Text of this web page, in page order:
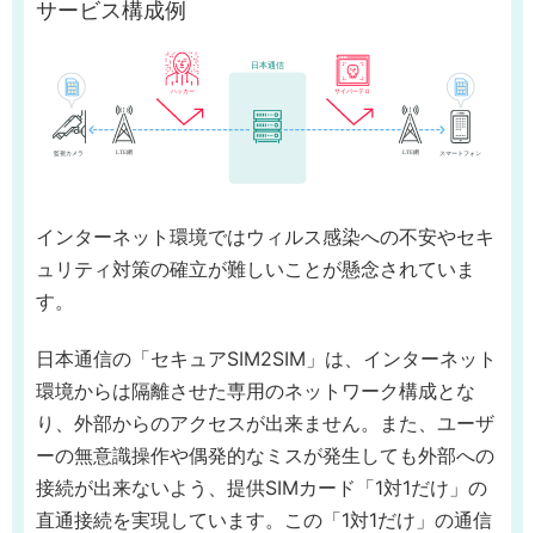
サービス構成例
インターネット環境ではウィルス感染への不安やセキ
ュリティ対策の確立が難しいことが懸念されていま
す。
日本通信の「セキュアSIM2SIM」は、インターネット
環境からは隔離させた専用のネットワーク構成とな
り、外部からのアクセスが出来ません。また、ユーザ
ーの無意識操作や偶発的なミスが発生しても外部への
接続が出来ないよう、提供SIMカード「1対1だけ」の
直通接続を実現しています。この「1対1だけ」の通信